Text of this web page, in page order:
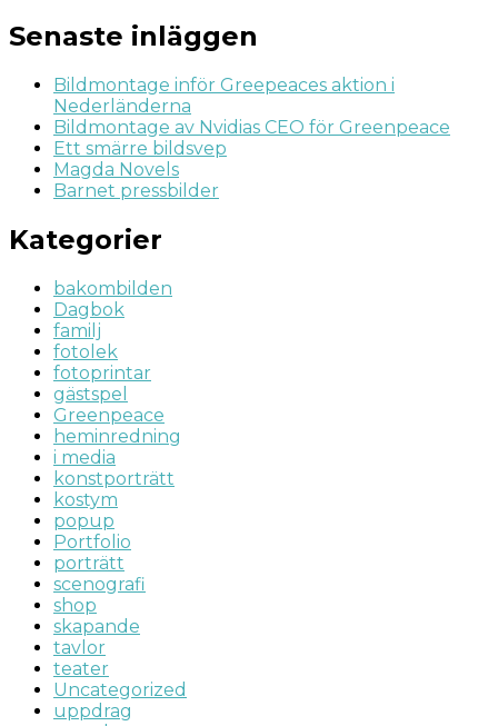
Senaste inläggen
Bildmontage inför Greepeaces aktion i
Nederländerna
Bildmontage av Nvidias CEO för Greenpeace
Ett smärre bildsvep
Magda Novels
Barnet pressbilder
Kategorier
bakombilden
Dagbok
familj
fotolek
fotoprintar
gästspel
Greenpeace
heminredning
i media
konstporträtt
kostym
popup
Portfolio
porträtt
scenografi
shop
skapande
tavlor
teater
Uncategorized
uppdrag